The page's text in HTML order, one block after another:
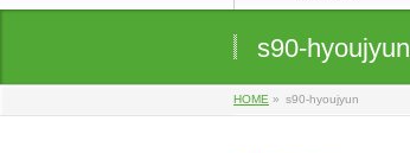
s90-hyoujyun
HOME » s90-hyoujyun